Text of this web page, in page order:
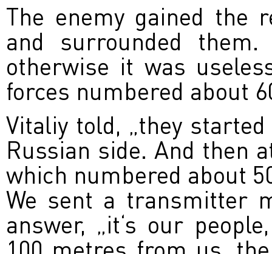
The enemy gained the
and surrounded
otherwise it was
forces numbered about
Vitaliy told, „they
Russian side. And then
which numbered about
We sent a transmitter
answer, „it‘s our